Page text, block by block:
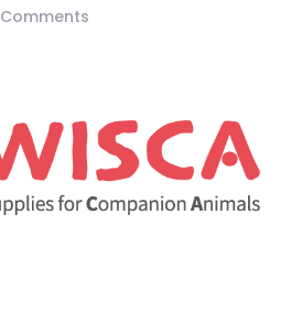
Comments